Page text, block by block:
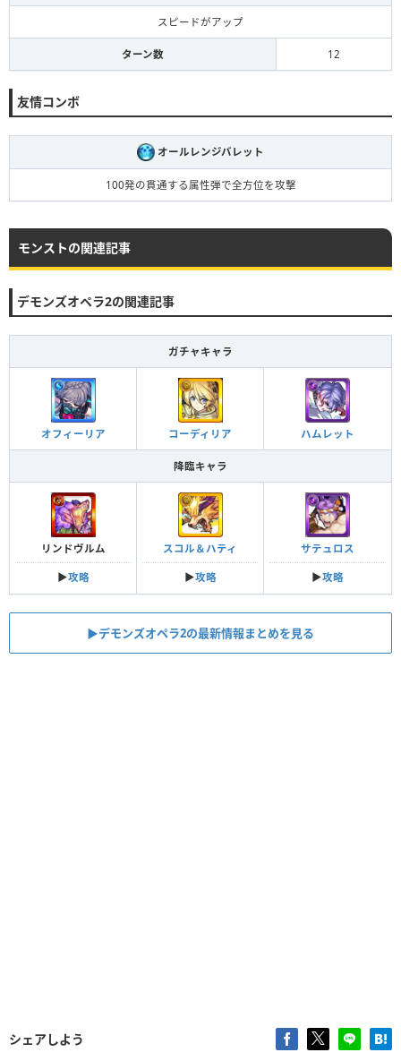
スピードがアップ
ターン数 12
友情コンボ
オールレンジバレット
100発の貫通する属性弾で全方位を攻撃
モンストの関連記事
デモンズオペラ2の関連記事
ガチャキャラ
オフィーリア コーディリア ハムレット
降臨キャラ
リンドヴルム
▶︎攻略
スコル＆ハティ
▶︎攻略
サテュロス
▶︎攻略
▶︎デモンズオペラ2の最新情報まとめを見る
シェアしよう